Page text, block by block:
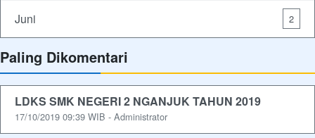
Juni 2
Paling Dikomentari
LDKS SMK NEGERI 2 NGANJUK TAHUN 2019
17/10/2019 09:39 WIB - Administrator